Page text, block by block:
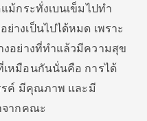
ม้กระทั่งเบนเข็มไปทำ
างเป็นไปได้หมด เพราะ
งอย่างที่ทำแล้วมีความสุข
หมือนกันนั่นคือ การได้
รค์ มีคุณภาพ และมี
จากคณะ